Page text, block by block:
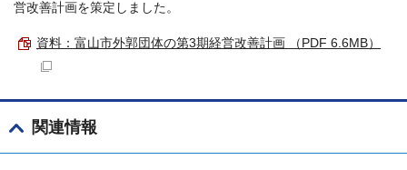
営改善計画を策定しました。
資料：富山市外郭団体の第3期経営改善計画 （PDF 6.6MB）
関連情報